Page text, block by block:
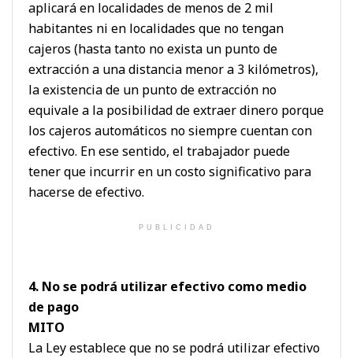
aplicará en localidades de menos de 2 mil
habitantes ni en localidades que no tengan
cajeros (hasta tanto no exista un punto de
extracción a una distancia menor a 3 kilómetros),
la existencia de un punto de extracción no
equivale a la posibilidad de extraer dinero porque
los cajeros automáticos no siempre cuentan con
efectivo. En ese sentido, el trabajador puede
tener que incurrir en un costo significativo para
hacerse de efectivo.
PUBLICIDAD
4. No se podrá utilizar efectivo como medio
de pago
MITO
La Ley establece que no se podrá utilizar efectivo